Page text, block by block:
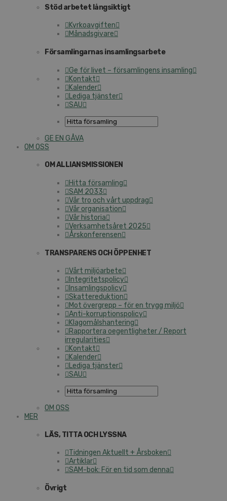
Stöd arbetet långsiktigt
Kyrkoavgiften
Månadsgivare
Församlingarnas insamlingsarbete
Ge för livet – församlingens insamling
Kontakt
Kalender
Lediga tjänster
SAU
GE EN GÅVA
OM OSS
OM ALLIANSMISSIONEN
Hitta församling
SAM 2033
Vår tro och vårt uppdrag
Vår organisation
Vår historia
Verksamhetsåret 2025
Årskonferensen
TRANSPARENS OCH ÖPPENHET
Vårt miljöarbete
Integritetspolicy
Insamlingspolicy
Skattereduktion
Mot övergrepp – för en trygg miljö
Anti-korruptionspolicy
Klagomålshantering
Rapportera oegentligheter / Report
irregularities
Kontakt
Kalender
Lediga tjänster
SAU
OM OSS
MER
LÄS, TITTA OCH LYSSNA
Tidningen Aktuellt + Årsboken
Artiklar
SAM-bok: För en tid som denna
Övrigt